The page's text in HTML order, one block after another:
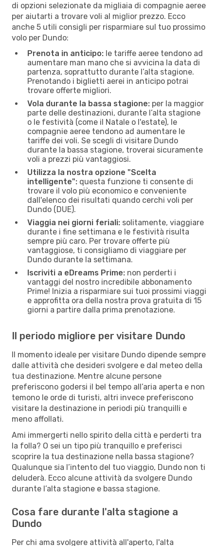
di opzioni selezionate da migliaia di compagnie aeree
per aiutarti a trovare voli al miglior prezzo. Ecco
anche 5 utili consigli per risparmiare sul tuo prossimo
volo per Dundo:
Prenota in anticipo: le tariffe aeree tendono ad
aumentare man mano che si avvicina la data di
partenza, soprattutto durante l’alta stagione.
Prenotando i biglietti aerei in anticipo potrai
trovare offerte migliori.
Vola durante la bassa stagione: per la maggior
parte delle destinazioni, durante l’alta stagione
o le festività (come il Natale o l'estate), le
compagnie aeree tendono ad aumentare le
tariffe dei voli. Se scegli di visitare Dundo
durante la bassa stagione, troverai sicuramente
voli a prezzi più vantaggiosi.
Utilizza la nostra opzione "Scelta
intelligente": questa funzione ti consente di
trovare il volo più economico e conveniente
dall'elenco dei risultati quando cerchi voli per
Dundo (DUE).
Viaggia nei giorni feriali: solitamente, viaggiare
durante i fine settimana e le festività risulta
sempre più caro. Per trovare offerte più
vantaggiose, ti consigliamo di viaggiare per
Dundo durante la settimana.
Iscriviti a eDreams Prime: non perderti i
vantaggi del nostro incredibile abbonamento
Prime! Inizia a risparmiare sui tuoi prossimi viaggi
e approfitta ora della nostra prova gratuita di 15
giorni a partire dalla prima prenotazione.
Il periodo migliore per visitare Dundo
Il momento ideale per visitare Dundo dipende sempre
dalle attività che desideri svolgere e dal meteo della
tua destinazione. Mentre alcune persone
preferiscono godersi il bel tempo all’aria aperta e non
temono le orde di turisti, altri invece preferiscono
visitare la destinazione in periodi più tranquilli e
meno affollati.
Ami immergerti nello spirito della città e perderti tra
la folla? O sei un tipo più tranquillo e preferisci
scoprire la tua destinazione nella bassa stagione?
Qualunque sia l’intento del tuo viaggio, Dundo non ti
deluderà. Ecco alcune attività da svolgere Dundo
durante l’alta stagione e bassa stagione.
Cosa fare durante l'alta stagione a
Dundo
Per chi ama svolgere attività all'aperto, l'alta